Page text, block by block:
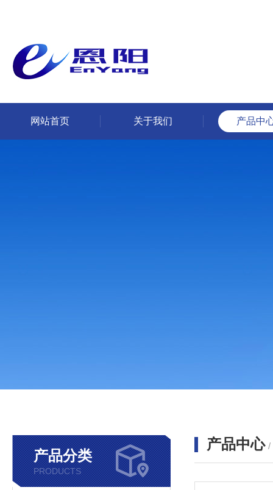
网站首页 关于我们 产品中
产品分类
PRODUCTS
产品中心 /